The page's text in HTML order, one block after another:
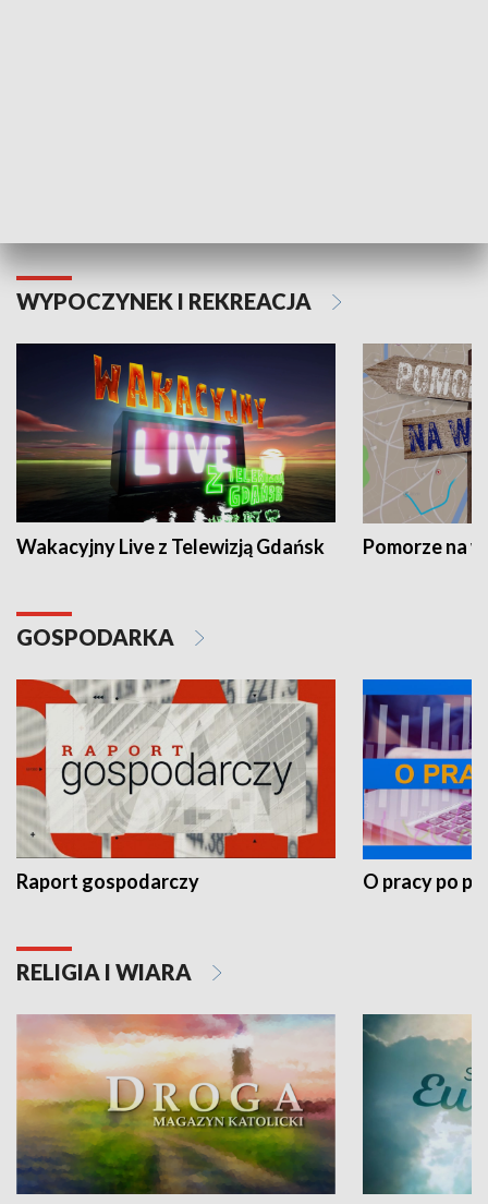
WYPOCZYNEK I REKREACJA
Wakacyjny Live z Telewizją Gdańsk Pomorze na
GOSPODARKA
Raport gospodarczy O pracy po
RELIGIA I WIARA